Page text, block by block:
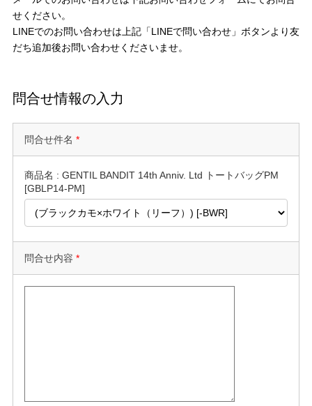
せください。
LINEでのお問い合わせは上記「LINEで問い合わせ」ボタンより友
だち追加後お問い合わせくださいませ。
問合せ情報の入力
問合せ件名 *
商品名 : GENTIL BANDIT 14th Anniv. Ltd トートバッグPM
[GBLP14-PM]
問合せ内容 *